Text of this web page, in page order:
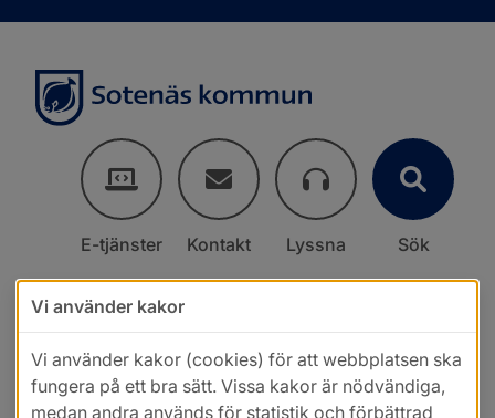
E-tjänster Kontakt Lyssna Sök
Vi använder kakor
Vi använder kakor (cookies) för att webbplatsen ska
fungera på ett bra sätt. Vissa kakor är nödvändiga,
medan andra används för statistik och förbättrad